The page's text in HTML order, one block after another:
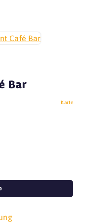
Bar
Karte